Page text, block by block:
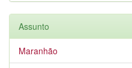
Assunto
Maranhão